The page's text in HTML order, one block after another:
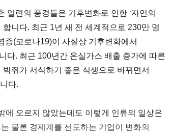
일련의 풍경들은 기후변화로 인한 ‘자연의
니다. 최근 1년 새 전 세계적으로 230만 명
(코로나19)이 사실상 기후변화에서
다. 최근 100년간 온실가스 배출 증가에 따른
쥐가 서식하기 좋은 식생으로 바뀌면서
다.
에 오르지 않았는데도 이렇게 인류의 일상은
물론 경제계를 선도하는 기업이 변화의